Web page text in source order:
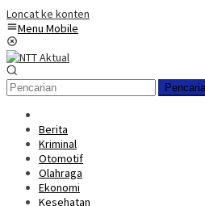
Loncat ke konten
Menu Mobile
Berita
Kriminal
Otomotif
Olahraga
Ekonomi
Kesehatan